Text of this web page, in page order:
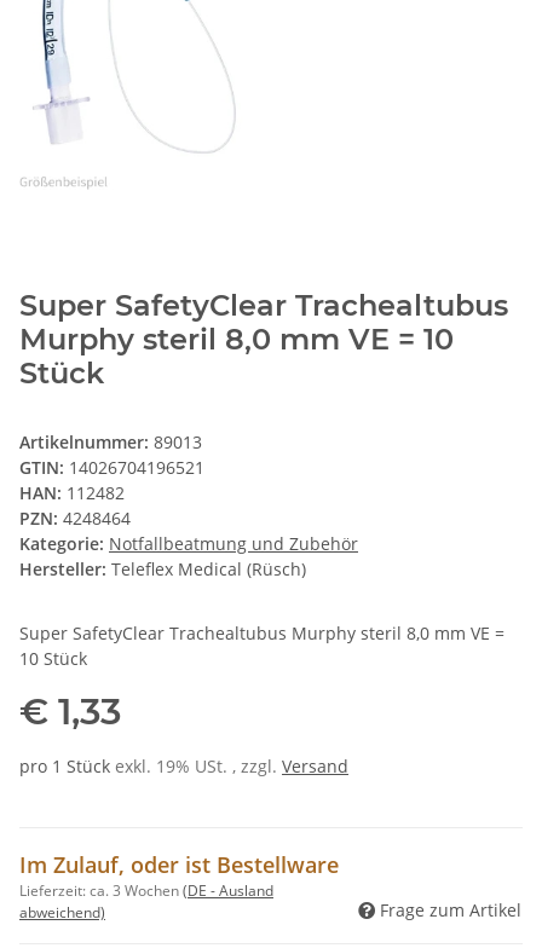
Super SafetyClear Trachealtubus
Murphy steril 8,0 mm VE = 10
Stück
Artikelnummer: 89013
GTIN: 14026704196521
HAN: 112482
PZN: 4248464
Kategorie: Notfallbeatmung und Zubehör
Hersteller: Teleflex Medical (Rüsch)
Super SafetyClear Trachealtubus Murphy steril 8,0 mm VE =
10 Stück
€ 1,33
pro 1 Stück exkl. 19% USt. , zzgl. Versand
Im Zulauf, oder ist Bestellware
Lieferzeit:ca. 3 Wochen(DE - Ausland
abweichend)
Frage zum Artikel